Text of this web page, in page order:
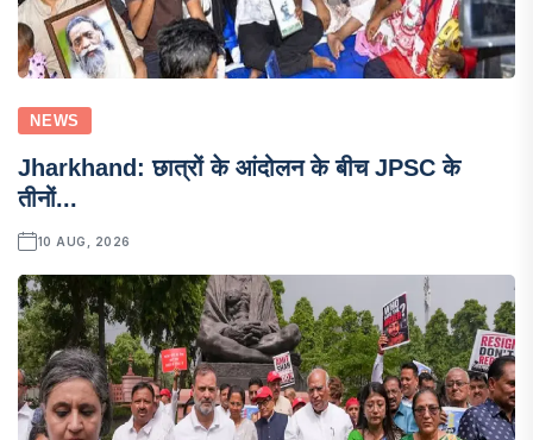
NEWS
Jharkhand: छात्रों के आंदोलन के बीच JPSC के
तीनों...
10 AUG, 2026